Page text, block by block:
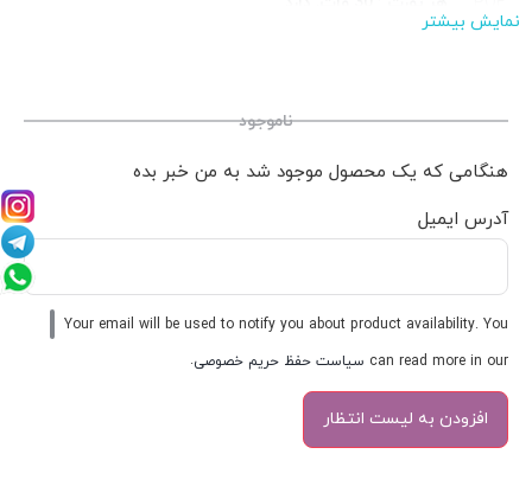
چراغ LED وضعیت::
نمایش بیشتر
ناموجود
هنگامی که یک محصول موجود شد به من خبر بده
آدرس ایمیل
Your email will be used to notify you about product availability. You
can read more in our سیاست حفظ حریم خصوصی.